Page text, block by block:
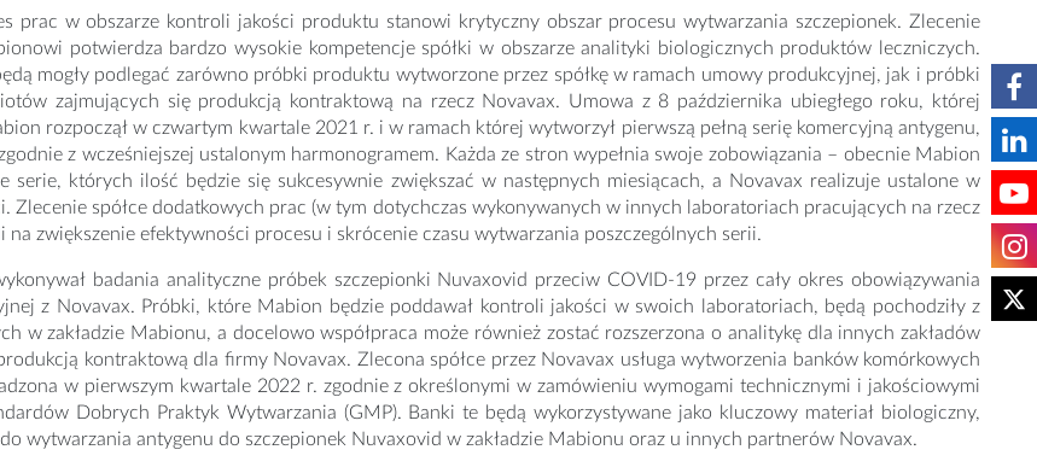
prac w obszarze kontroli jakości produktu stanowi krytyczny obszar procesu wytwarzania szczepionek. Zlecenie
potwierdza bardzo wysokie kompetencje spółki w obszarze analityki biologicznych produktów leczniczych.
mogły podlegać zarówno próbki produktu wytworzone przez spółkę w ramach umowy produkcyjnej, jak i próbki
zajmujących się produkcją kontraktową na rzecz Novavax. Umowa z 8 października ubiegłego roku, której
rozpoczął w czwartym kwartale 2021 r. i w ramach której wytworzył pierwszą pełną serię komercyjną antygenu,
z wcześniejszej ustalonym harmonogramem. Każda ze stron wypełnia swoje zobowiązania – obecnie Mabion
serie, których ilość będzie się sukcesywnie zwiększać w następnych miesiącach, a Novavax realizuje ustalone w
Zlecenie spółce dodatkowych prac (w tym dotychczas wykonywanych w innych laboratoriach pracujących na rzecz
na zwiększenie efektywności procesu i skrócenie czasu wytwarzania poszczególnych serii.
badania analityczne próbek szczepionki Nuvaxovid przeciw COVID-19 przez cały okres obowiązywania
z Novavax. Próbki, które Mabion będzie poddawał kontroli jakości w swoich laboratoriach, będą pochodziły z
w zakładzie Mabionu, a docelowo współpraca może również zostać rozszerzona o analitykę dla innych zakładów
kontraktową dla firmy Novavax. Zlecona spółce przez Novavax usługa wytworzenia banków komórkowych
w pierwszym kwartale 2022 r. zgodnie z określonymi w zamówieniu wymogami technicznymi i jakościowymi
Dobrych Praktyk Wytwarzania (GMP). Banki te będą wykorzystywane jako kluczowy materiał biologiczny,
wytwarzania antygenu do szczepionek Nuvaxovid w zakładzie Mabionu oraz u innych partnerów Novavax.